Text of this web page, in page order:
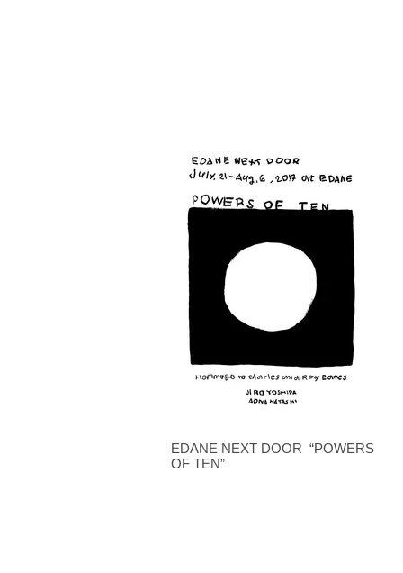
EDANE NEXT DOOR “POWERS
OF TEN”